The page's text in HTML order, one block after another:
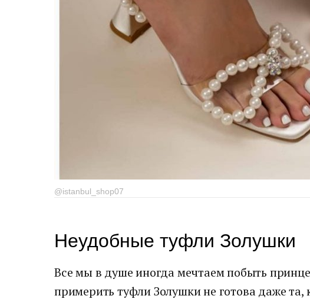
@istanbul_shop07
Неудобные туфли Золушки
Все мы в душе иногда мечтаем побыть
примерить туфли Золушки не готова даже та,